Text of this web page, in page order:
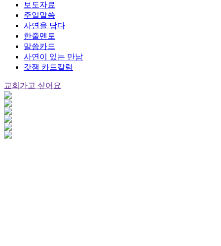
보도자료
주일말씀
사연을 담다
한줄멘토
말씀카드
사연이 있는 만남
갓잼 카드칼럼
교회가고 싶어요